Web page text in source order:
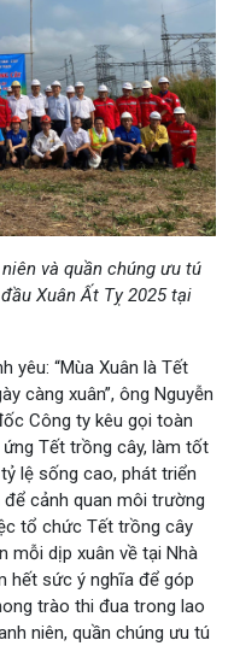
và quần chúng ưu tú
đầu Xuân Ất Tỵ2025tại
yêu: “Mùa Xuân là Tết
càng xuân”, ông Nguyễn
Công ty kêu gọi toàn
Tết trồng cây, làm tốt
lệ sống cao, phát triển
cảnh quan môi trường
tổ chức Tết trồng cây
mỗi dịp xuân về tại Nhà
hết sức ý nghĩa để góp
trào thi đua trong lao
niên, quần chúng ưu tú